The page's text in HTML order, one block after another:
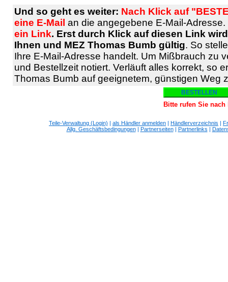
Und so geht es weiter: Nach Klick auf
eine E-Mail an die angegebene E-Mail-Adresse.
ein Link. Erst durch Klick auf diesen Link
Ihnen und MEZ Thomas Bumb gültig. So
Ihre E-Mail-Adresse handelt. Um Mißbrauch zu
und Bestellzeit notiert. Verläuft alles korrekt, so
Thomas Bumb auf geeignetem, günstigen Weg
Bitte rufen Sie
Teile-Verwaltung (Login) | als Händler anmelden | Händlerverzeichnis |
Allg. Geschäftsbedingungen| Partnerseiten| Partnerlinks |